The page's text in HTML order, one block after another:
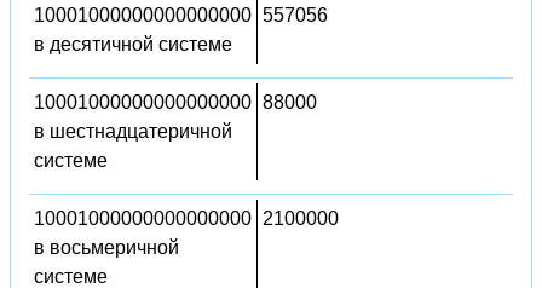
10001000000000000000
в десятичной системе
557056
10001000000000000000
в шестнадцатеричной
системе
88000
10001000000000000000
в восьмеричной
системе
2100000